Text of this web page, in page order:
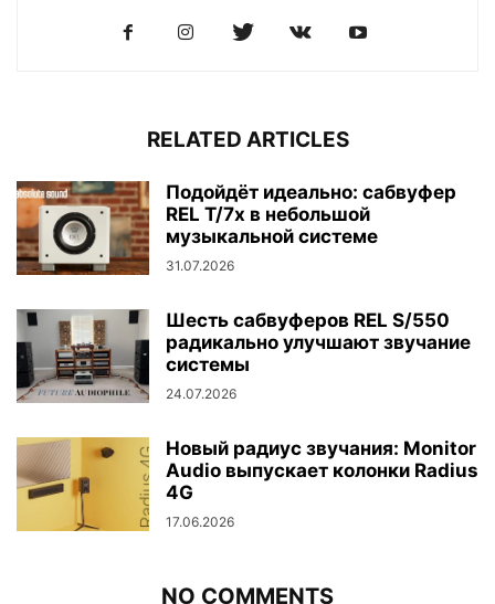
RELATED ARTICLES
Подойдёт идеально: сабвуфер
REL T/7x в небольшой
музыкальной системе
31.07.2026
Шесть сабвуферов REL S/550
радикально улучшают звучание
системы
24.07.2026
Новый радиус звучания: Monitor
Audio выпускает колонки Radius
4G
17.06.2026
NO COMMENTS